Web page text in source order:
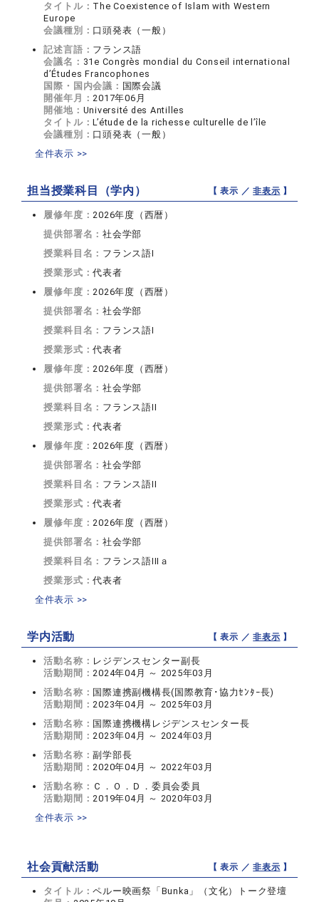
タイトル： The Coexistence of Islam with Western
Europe
会議種別： 口頭発表（一般）
記述言語： フランス語
会議名： 31e Congrès mondial du Conseil international
d’Études Francophones
国際・国内会議： 国際会議
開催年月：2017年06月
開催地： Université des Antilles
タイトル：L’étude de la richesse culturelle de l’île
会議種別： 口頭発表（一般）
全件表示 >>
担当授業科目（学内） 【 表示 ／非表示 】
履修年度：2026年度（西暦）
提供部署名：社会学部
授業科目名： フランス語I
授業形式：代表者
履修年度：2026年度（西暦）
提供部署名：社会学部
授業科目名： フランス語I
授業形式：代表者
履修年度：2026年度（西暦）
提供部署名：社会学部
授業科目名： フランス語II
授業形式：代表者
履修年度：2026年度（西暦）
提供部署名：社会学部
授業科目名： フランス語II
授業形式：代表者
履修年度：2026年度（西暦）
提供部署名：社会学部
授業科目名： フランス語IIIａ
授業形式：代表者
全件表示 >>
学内活動 【 表示 ／非表示 】
活動名称： レジデンスセンター副長
活動期間：2024年04月 ～ 2025年03月
活動名称： 国際連携副機構長(国際教育･協力ｾﾝﾀｰ長)
活動期間：2023年04月 ～ 2025年03月
活動名称： 国際連携機構レジデンスセンター長
活動期間：2023年04月 ～ 2024年03月
活動名称：副学部長
活動期間：2020年04月 ～ 2022年03月
活動名称： Ｃ．Ｏ．Ｄ．委員会委員
活動期間：2019年04月 ～ 2020年03月
全件表示 >>
社会貢献活動 【 表示 ／非表示 】
タイトル：ペルー映画祭「Bunka」（文化）トーク登壇